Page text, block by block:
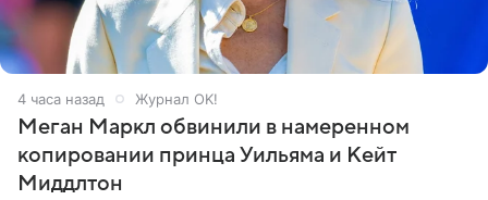
4 часа назад Журнал OK!
Меган Маркл обвинили в намеренном
копировании принца Уильяма и Кейт
Миддлтон